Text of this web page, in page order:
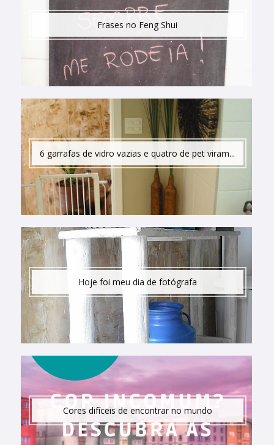
Frases no Feng Shui
6 garrafas de vidro vazias e quatro de pet viram...
Hoje foi meu dia de fotógrafa
Cores difíceis de encontrar no mundo